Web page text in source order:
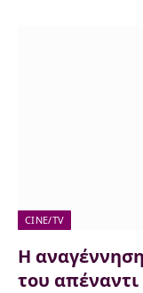
CINE/TV
Η
του